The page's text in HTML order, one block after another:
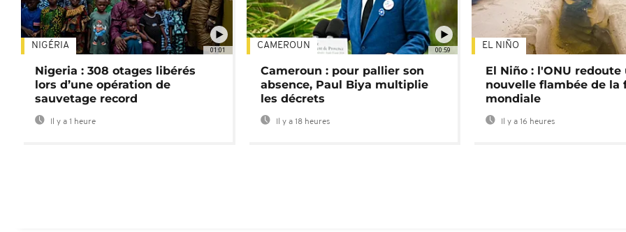
01:01
NIGÉRIA
Nigeria : 308 otages libérés
lors d’une opération de
sauvetage record
Il y a 1 heure
00:59
CAMEROUN
Cameroun : pour pallier son
absence, Paul Biya multiplie
les décrets
Il y a 18 heures
EL NIÑO
El Niño : l'ONU redoute
nouvelle flambée de la
mondiale
Il y a 16 heures